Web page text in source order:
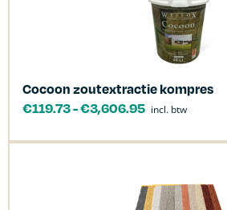
Cocoon zoutextractie kompres
€119.73-€3,606.95 incl. btw